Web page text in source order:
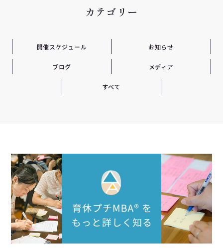
カテゴリー
開催スケジュール お知らせ
ブログ メディア
すべて